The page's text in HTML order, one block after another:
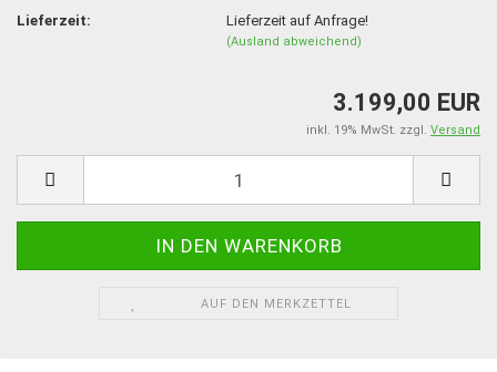
Lieferzeit:
Lieferzeit auf Anfrage!
(Ausland abweichend)
3.199,00 EUR
inkl. 19% MwSt. zzgl. Versand
AUF DEN MERKZETTEL